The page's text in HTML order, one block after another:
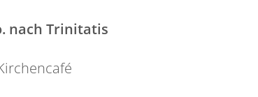
nach Trinitatis